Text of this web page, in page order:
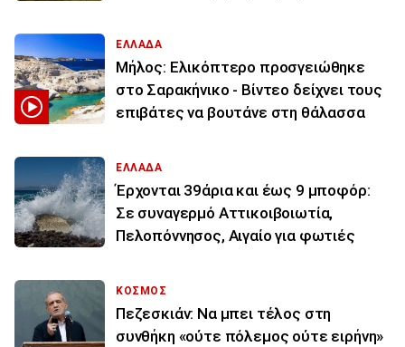
ΕΛΛΑΔΑ
Μήλος: Ελικόπτερο προσγειώθηκε
στο Σαρακήνικο - Βίντεο δείχνει τους
επιβάτες να βουτάνε στη θάλασσα
ΕΛΛΑΔΑ
Έρχονται 39άρια και έως 9 μποφόρ:
Σε συναγερμό Αττικοιβοιωτία,
Πελοπόννησος, Αιγαίο για φωτιές
ΚΟΣΜΟΣ
Πεζεσκιάν: Να μπει τέλος στη
συνθήκη «ούτε πόλεμος ούτε ειρήνη»